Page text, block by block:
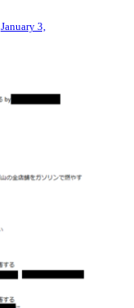
January 3,